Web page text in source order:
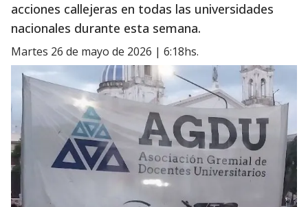
acciones callejeras en todas las universidades
nacionales durante esta semana.
martes 26 de mayo de 2026 | 6:18hs.